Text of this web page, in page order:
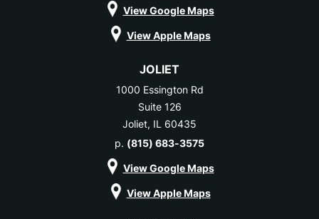
View Google Maps
View Apple Maps
JOLIET
1000 Essington Rd
Suite 126
Joliet, IL 60435
p. (815) 683-3575
View Google Maps
View Apple Maps